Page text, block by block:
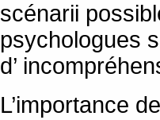
scénarii
psychologues
d’
L’importance